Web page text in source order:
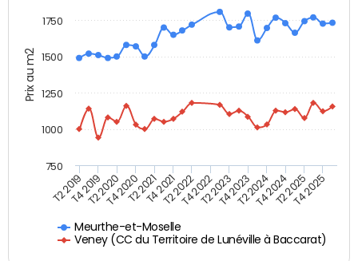
Prix au m2
Meurthe-et-Moselle
Veney (CC du Territoire de Lunéville à Baccarat)
T2 2019T4 2019T2 2020T4 2020T2 2021T4 2021T2 2022T4 2022T2 2023T4 2023T2 2024T4 2024T2 2025T4 2025
750
1000
1250
1500
1750